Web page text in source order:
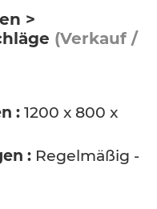
>
(Verkauf /
: 1200 x 800 x
: Regelmäßig -